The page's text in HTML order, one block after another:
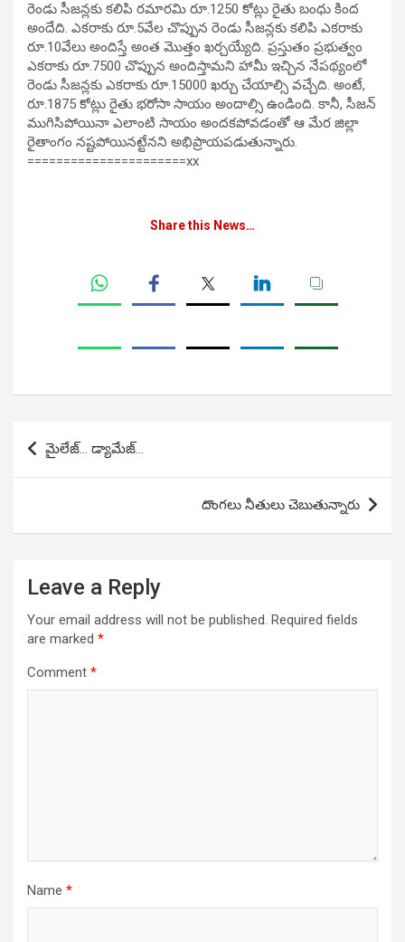
రెండు సీజన్లకు కలిపి రమారమి రూ.1250 కోట్లు రైతు బంధు కింద
అందేది. ఎకరాకు రూ.5వేల చొప్పున రెండు సీజన్లకు కలిపి ఎకరాకు
రూ.10వేలు అందిస్తే అంత మొత్తం ఖర్చయ్యేది. ప్రస్తుతం ప్రభుత్వం
ఎకరాకు రూ.7500 చొప్పున అందిస్తామని హామీ ఇచ్చిన నేపథ్యంలో
రెండు సీజన్లకు ఎకరాకు రూ.15000 ఖర్చు చేయాల్సి వచ్చేది. అంటే,
రూ.1875 కోట్లు రైతు భరోసా సాయం అందాల్సి ఉండింది. కానీ, సీజన్
ముగిసిపోయినా ఎలాంటి సాయం అందకపోవడంతో ఆ మేర జిల్లా
రైతాంగం నష్టపోయినట్టేనని అభిప్రాయపడుతున్నారు.
======================xx
Share this News…
Post
navigation
మైలేజ్… డ్యామేజ్…
దొంగలు నీతులు చెబుతున్నారు
Leave a Reply
Your email address will not be published. Required fields
are marked *
Comment *
Name *